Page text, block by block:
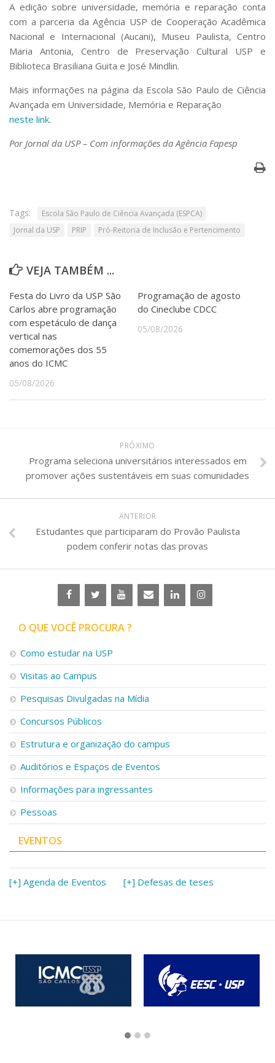
A edição sobre universidade, memória e reparação conta
com a parceria da Agência USP de Cooperação Acadêmica
Nacional e Internacional (Aucani), Museu Paulista, Centro
Maria Antonia, Centro de Preservação Cultural USP e
Biblioteca Brasiliana Guita e José Mindlin.
Mais informações na página da Escola São Paulo de Ciência
Avançada em Universidade, Memória e Reparação
neste link.
Por Jornal da USP – Com informações da Agência Fapesp
Tags:
Escola São Paulo de Ciência Avançada (ESPCA)
Jornal da USP
PRIP Pró-Reitoria de Inclusão e Pertencimento
VEJA TAMBÉM ...
Festa do Livro da USP São
Carlos abre programação
com espetáculo de dança
vertical nas
comemorações dos 55
anos do ICMC
05/08/2026
Programação de agosto
do Cineclube CDCC
05/08/2026
PRÓXIMO
Programa seleciona universitários interessados em
promover ações sustentáveis em suas comunidades
ANTERIOR
Estudantes que participaram do Provão Paulista
podem conferir notas das provas
O QUE VOCÊ PROCURA ?
Como estudar na USP
Visitas ao Campus
Pesquisas Divulgadas na Mídia
Concursos Públicos
Estrutura e organização do campus
Auditórios e Espaços de Eventos
Informações para ingressantes
Pessoas
EVENTOS
[+] Agenda de Eventos [+] Defesas de teses